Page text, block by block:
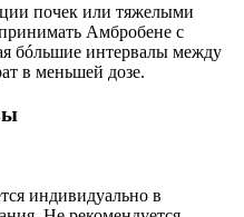
почек или тяжелыми
Амбробене с
бóльшие интервалы между
в меньшей дозе.
индивидуально в